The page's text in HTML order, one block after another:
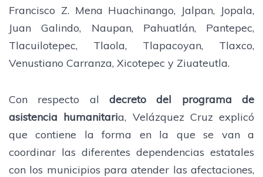
Francisco Z. Mena Huachinango, Jalpan, Jopala,
Juan Galindo, Naupan, Pahuatlán, Pantepec,
Tlacuilotepec, Tlaola, Tlapacoyan, Tlaxco,
Venustiano Carranza, Xicotepec y Ziuateutla.
Con respecto al decreto del programa de
asistencia humanitaria, Velázquez Cruz explicó
que contiene la forma en la que se van a
coordinar las diferentes dependencias estatales
con los municipios para atender las afectaciones,